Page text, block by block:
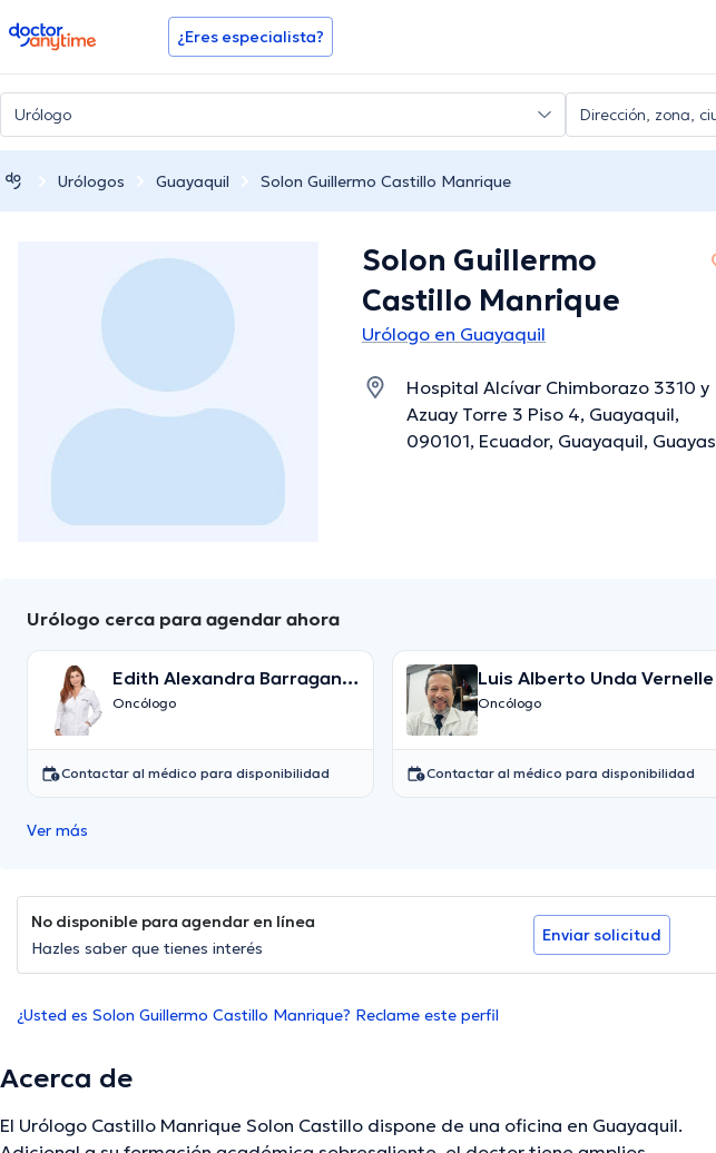
doctoranytime ¿Eres especialista?
Urólogos Guayaquil Solon Guillermo Castillo Manrique
Solon Guillermo
Castillo Manrique
Urólogo en Guayaquil
Hospital Alcívar Chimborazo 3310 y
Azuay Torre 3 Piso 4, Guayaquil,
090101, Ecuador, Guayaquil, Guayas
Urólogo cerca para agendar ahora
Edith Alexandra Barragan
Camacho
Oncólogo
Contactar al médico para disponibilidad
Luis Alberto Unda Vernelle
Oncólogo
Contactar al médico para disponibilidad
Ver más
No disponible para agendar en línea
Hazles saber que tienes interés
Enviar solicitud
¿Usted es Solon Guillermo Castillo Manrique? Reclame este perfil
Acerca de
El Urólogo Castillo Manrique Solon Castillo dispone de una oficina en Guayaquil.